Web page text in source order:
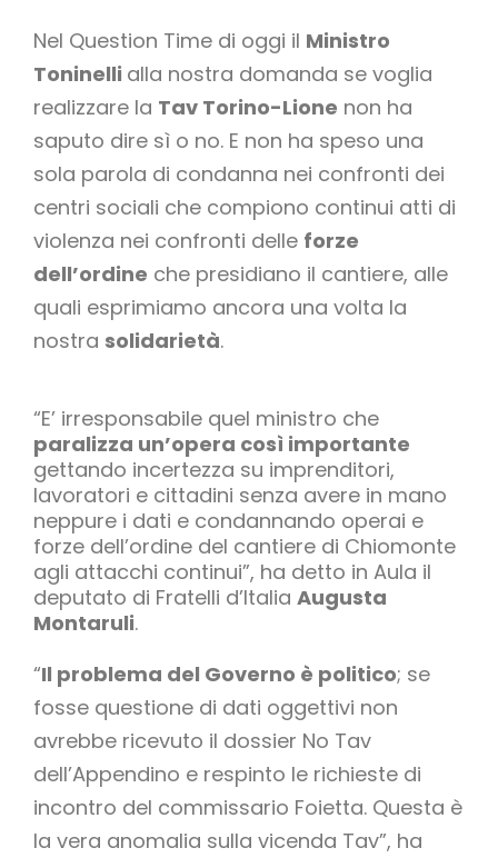
Nel Question Time di oggi il Ministro
Toninelli alla nostra domanda se voglia
realizzare la Tav Torino-Lione non ha
saputo dire sì o no. E non ha speso una
sola parola di condanna nei confronti dei
centri sociali che compiono continui atti di
violenza nei confronti delle forze
dell’ordine che presidiano il cantiere, alle
quali esprimiamo ancora una volta la
nostra solidarietà.
“E’ irresponsabile quel ministro che
paralizza un’opera così importante
gettando incertezza su imprenditori,
lavoratori e cittadini senza avere in mano
neppure i dati e condannando operai e
forze dell’ordine del cantiere di Chiomonte
agli attacchi continui”, ha detto in Aula il
deputato di Fratelli d’Italia Augusta
Montaruli.
“Il problema del Governo è politico; se
fosse questione di dati oggettivi non
avrebbe ricevuto il dossier No Tav
dell’Appendino e respinto le richieste di
incontro del commissario Foietta. Questa è
la vera anomalia sulla vicenda Tav”, ha